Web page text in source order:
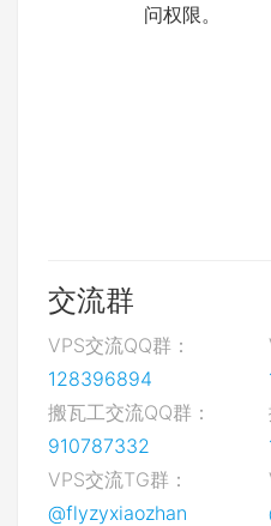
问权限。
交流群
VPS交流QQ群：
128396894
搬瓦工交流QQ群：
910787332
VPS交流TG群：
@flyzyxiaozhan